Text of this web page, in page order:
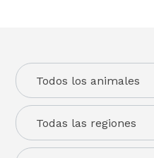
Todas las regiones
Todos los animales